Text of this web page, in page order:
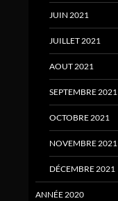
JUIN 2021
JUILLET 2021
AOUT 2021
SEPTEMBRE 2021
OCTOBRE 2021
NOVEMBRE 2021
DÉCEMBRE 2021
ANNÉE 2020